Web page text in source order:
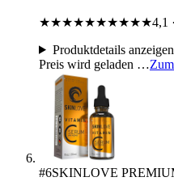
★★★★★★★★★★4,1
Produktdetailsanzeigen
Preis wird geladen …
#6SKINLOVE